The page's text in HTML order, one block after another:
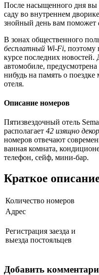
После насыщенного дня вы
саду во внутреннем
знойный день вам поможет
В зонах общественного
бесплатный Wi-Fi, поэтому
курсе последних новостей.
автомобиле,
нибудь на память о
отеля.
Описание номеров
Пятизвездочный отель
располагает 42 изящно
номеров отвечают
ванная комната,
телефон, сейф, мини-бар.
Краткое
Количество номеров
Адрес
Регистрация заезда и
выезда постояльцев
Добавить